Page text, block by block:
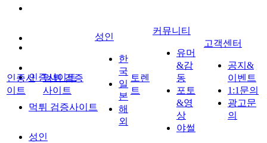
인증사이트
먹튀 검증사이트
성인
인증사
이트
먹튀 검증
사이트
성인
한
국
일
본
해
외
토렌
트
커뮤니티
유머
&감
동
포토
&영
상
야썰
고객센터
공지&
이벤트
1:1문의
광고문
의